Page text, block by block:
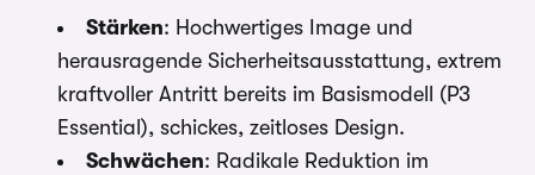
Stärken: Hochwertiges Image und
herausragende Sicherheitsausstattung, extrem
kraftvoller Antritt bereits im Basismodell (P3
Essential), schickes, zeitloses Design.
Schwächen: Radikale Reduktion im